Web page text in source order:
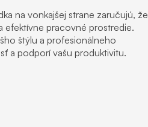
na vonkajšej strane zaručujú, že
efektívne pracovné prostredie.
štýlu a profesionálneho
a podporí vašu produktivitu.